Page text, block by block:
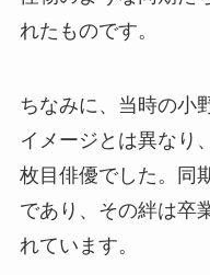
れたものです。
ちなみに、当時の小
イメージとは異なり
枚目俳優でした。同
であり、その絆は卒
れています。